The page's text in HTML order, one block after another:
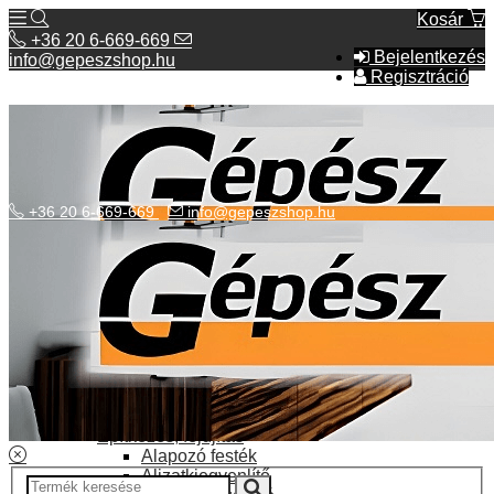
Kosár
Bejelentkezés
Regisztráció
+36 20 6-669-669
info@gepeszshop.hu
Kategóriák menü
Bolhapiac
Elektromos fűtés
Építkezés, fejújítás
Alapozó festék
Aljzatkiegyenlítő
+36 20 6-669-669 info@gepeszshop.hu